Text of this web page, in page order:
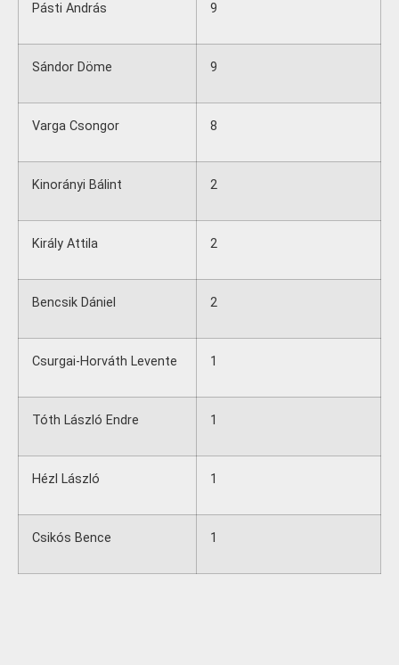
Pásti András 9
Sándor Döme 9
Varga Csongor 8
Kinorányi Bálint 2
Király Attila 2
Bencsik Dániel 2
Csurgai-Horváth Levente 1
Tóth László Endre 1
Hézl László 1
Csikós Bence 1